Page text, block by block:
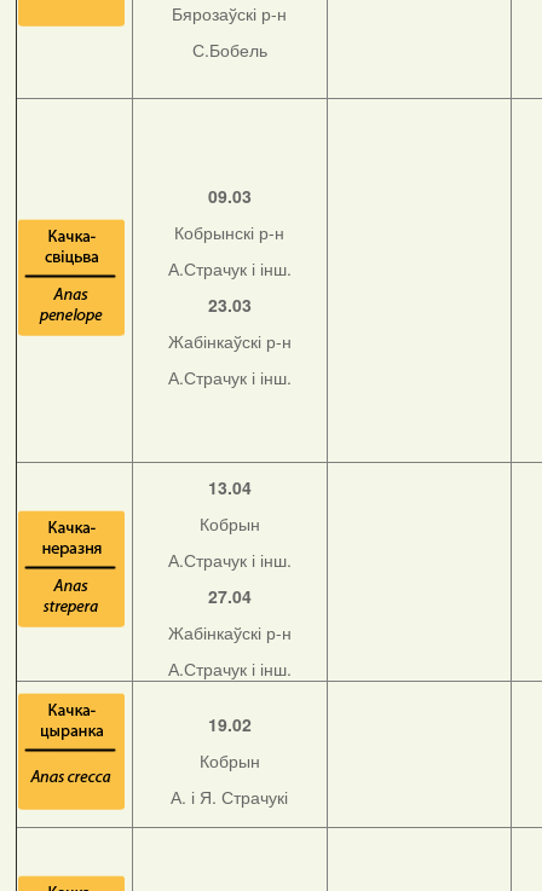
Бярозаўскі р-н
С.Бобель
09.03
Кобрынскі р-н
А.Страчук і інш.
23.03
Жабінкаўскі р-н
А.Страчук і інш.
13.04
Кобрын
А.Страчук і інш.
27.04
Жабінкаўскі р-н
А.Страчук і інш.
19.02
Кобрын
А. і Я. Страчукі